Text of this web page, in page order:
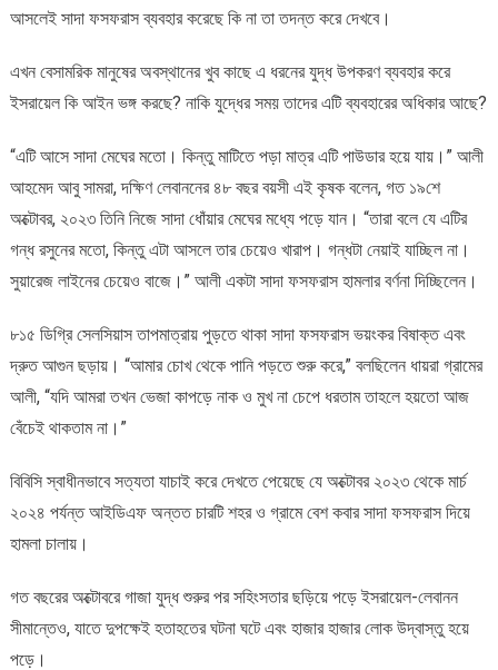
আসলেই সাদা ফসফরাস ব্যবহার করেছে কি না তা তদন্ত করে দেখবে।
এখন বেসামরিক মানুষের অবস্থানের খুব কাছে এ ধরনের যুদ্ধ উপকরণ ব্যবহার করে
ইসরায়েল কি আইন ভঙ্গ করছে? নাকি যুদ্ধের সময় তাদের এটি ব্যবহারের অধিকার আছে?
“এটি আসে সাদা মেঘের মতো। কিন্তু মাটিতে পড়া মাত্র এটি পাউডার হয়ে যায়।” আলী
আহমেদ আবু সামরা, দক্ষিণ লেবাননের ৪৮ বছর বয়সী এই কৃষক বলেন, গত ১৯শে
অক্টোবর, ২০২৩ তিনি নিজে সাদা ধোঁয়ার মেঘের মধ্যে পড়ে যান। “তারা বলে যে এটির
গন্ধ রসুনের মতো, কিন্তু এটা আসলে তার চেয়েও খারাপ। গন্ধটা নেয়াই যাচ্ছিল না।
সুয়ারেজ লাইনের চেয়েও বাজে।” আলী একটা সাদা ফসফরাস হামলার বর্ণনা দিচ্ছিলেন।
৮১৫ ডিগ্রি সেলসিয়াস তাপমাত্রায় পুড়তে থাকা সাদা ফসফরাস ভয়ংকর বিষাক্ত এবং
দ্রুত আগুন ছড়ায়। “আমার চোখ থেকে পানি পড়তে শুরু করে,” বলছিলেন ধায়রা গ্রামের
আলী, “যদি আমরা তখন ভেজা কাপড়ে নাক ও মুখ না চেপে ধরতাম তাহলে হয়তো আজ
বেঁচেই থাকতাম না।”
বিবিসি স্বাধীনভাবে সত্যতা যাচাই করে দেখতে পেয়েছে যে অক্টোবর ২০২৩ থেকে মার্চ
২০২৪ পর্যন্ত আইডিএফ অন্তত চারটি শহর ও গ্রামে বেশ কবার সাদা ফসফরাস দিয়ে
হামলা চালায়।
গত বছরের অক্টোবরে গাজা যুদ্ধ শুরুর পর সহিংসতার ছড়িয়ে পড়ে ইসরায়েল-লেবানন
সীমান্তেও, যাতে দুপক্ষেই হতাহতের ঘটনা ঘটে এবং হাজার হাজার লোক উদ্বাস্তু হয়ে
পড়ে।